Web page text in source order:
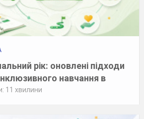
рік: оновлені підходи
навчання в
11 хвилини